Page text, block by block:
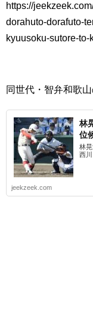
https://
dorahuto-dorafuto-
kyuusoku-sutore-to-
同世代・智弁和歌
林
位
林
西
jeekzeek.com